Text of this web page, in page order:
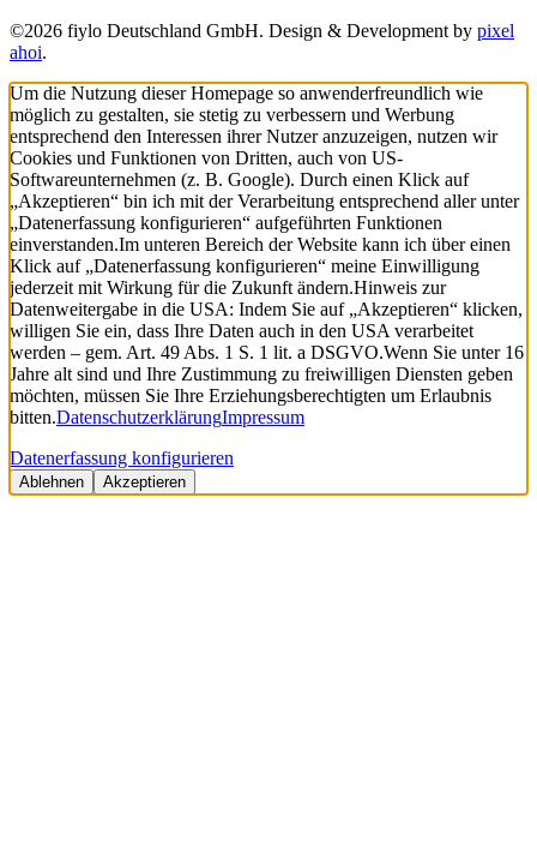
©2026 fiylo Deutschland GmbH. Design & Development by pixel
ahoi.
Um die Nutzung dieser Homepage so anwenderfreundlich wie
möglich zu gestalten, sie stetig zu verbessern und Werbung
entsprechend den Interessen ihrer Nutzer anzuzeigen, nutzen wir
Cookies und Funktionen von Dritten, auch von US-
Softwareunternehmen (z. B. Google). Durch einen Klick auf
„Akzeptieren“ bin ich mit der Verarbeitung entsprechend aller unter
„Datenerfassung konfigurieren“ aufgeführten Funktionen
einverstanden.Im unteren Bereich der Website kann ich über einen
Klick auf „Datenerfassung konfigurieren“ meine Einwilligung
jederzeit mit Wirkung für die Zukunft ändern.Hinweis zur
Datenweitergabe in die USA: Indem Sie auf „Akzeptieren“ klicken,
willigen Sie ein, dass Ihre Daten auch in den USA verarbeitet
werden – gem. Art. 49 Abs. 1 S. 1 lit. a DSGVO.Wenn Sie unter 16
Jahre alt sind und Ihre Zustimmung zu freiwilligen Diensten geben
möchten, müssen Sie Ihre Erziehungsberechtigten um Erlaubnis
bitten.DatenschutzerklärungImpressum
Datenerfassung konfigurieren
Ablehnen Akzeptieren